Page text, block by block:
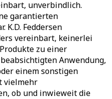
unverbindlich.
garantierten
K.D. Feddersen
vereinbart, keinerlei
zu einer
Anwendung,
einem sonstigen
vielmehr
ob und inwieweit die